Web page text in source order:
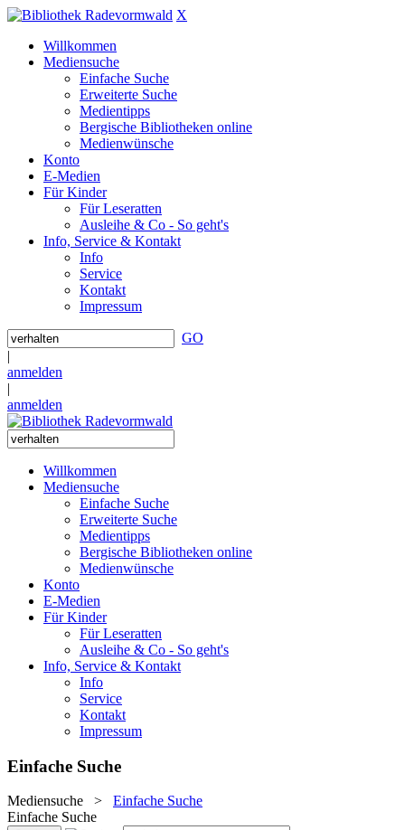
X
Willkommen
Mediensuche
Einfache Suche
Erweiterte Suche
Medientipps
Bergische Bibliotheken online
Medienwünsche
Konto
E-Medien
Für Kinder
Für Leseratten
Ausleihe & Co - So geht's
Info, Service & Kontakt
Info
Service
Kontakt
Impressum
GO
|
anmelden
|
anmelden
Willkommen
Mediensuche
Einfache Suche
Erweiterte Suche
Medientipps
Bergische Bibliotheken online
Medienwünsche
Konto
E-Medien
Für Kinder
Für Leseratten
Ausleihe & Co - So geht's
Info, Service & Kontakt
Info
Service
Kontakt
Impressum
Einfache Suche
Mediensuche > Einfache Suche
Einfache Suche